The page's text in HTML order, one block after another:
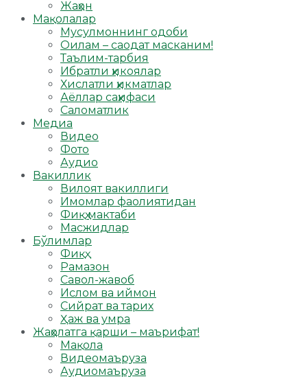
Жаҳон
Мақолалар
Мусулмоннинг одоби
Оилам – саодат масканим!
Таълим-тарбия
Ибратли ҳикоялар
Хислатли ҳикматлар
Аёллар саҳифаси
Саломатлик
Медиа
Видео
Фото
Аудио
Вакиллик
Вилоят вакиллиги
Имомлар фаолиятидан
Фиқҳ мактаби
Масжидлар
Бўлимлар
Фиқҳ
Рамазон
Савол-жавоб
Ислом ва иймон
Сийрат ва тарих
Ҳаж ва умра
Жаҳолатга қарши – маърифат!
Мақола
Видеомаъруза
Аудиомаъруза